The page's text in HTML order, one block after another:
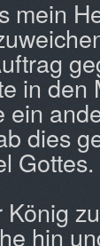
mein
in den
dies
hin